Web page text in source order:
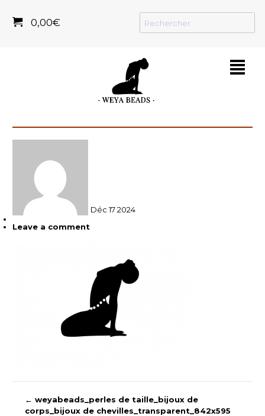
0,00€
²
Déc 172024
Leave a comment
← weyabeads_perles de taille_bijoux de
corps_bijoux de chevilles_transparent_842x595